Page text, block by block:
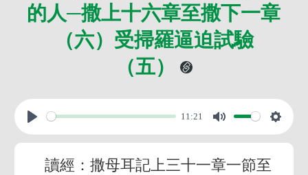
的人─撒上十六章至撒下一章
（六）受掃羅逼迫試驗
（五）
11:21
讀經：撒母耳記上三十一章一節至